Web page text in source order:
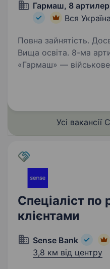
Гармаш, 8
Вся Україна
Повна зайнятість.
Вища освіта. 8-ма артилерійська бригада
«Гармаш» —
досвідченими
наразі набирає…
Усі вакансії
Спеціаліст по
клієнтами
Sense Bank
3,8 км від центру